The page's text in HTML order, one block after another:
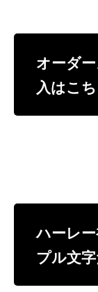
オーダ
入はこ
ハーレ
プル文